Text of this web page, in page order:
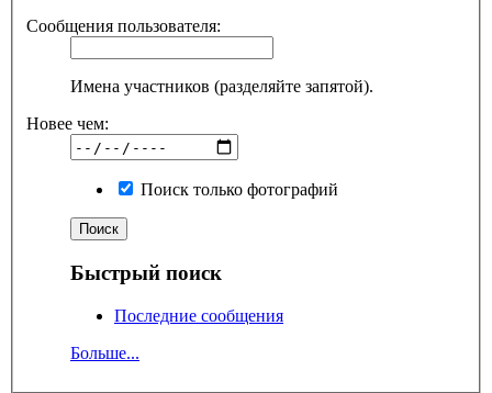
Сообщения пользователя:
Имена участников (разделяйте запятой).
Новее чем:
Поиск только фотографий
Быстрый поиск
Последние сообщения
Больше...